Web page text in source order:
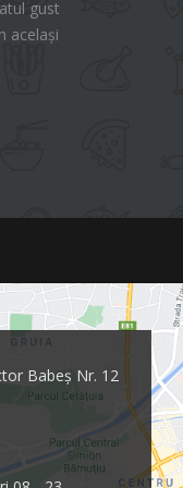
gust
același
Babeș Nr. 12